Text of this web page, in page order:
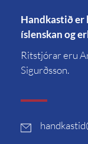
Handkastið
íslenskan og
Ritstjórar eru
Sigurðsson.
handkastid